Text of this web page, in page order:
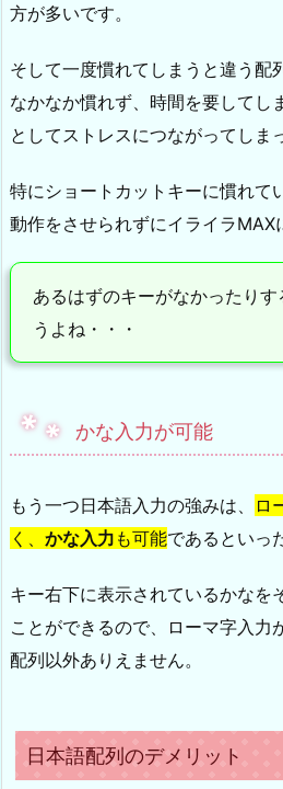
方が多いです。
そして一度慣れてしまうと違う配
なかなか慣れず、時間を要してし
としてストレスにつながってしま
特にショートカットキーに慣れて
動作をさせられずにイライラMAX
あるはずのキーがなかったりす
うよね・・・
かな入力が可能
もう一つ日本語入力の強みは、
ロ
く、 かな入力 も可能であるといっ
キー右下に表示されているかなを
ことができるので、ローマ字入力
配列以外ありえません。
日本語配列のデメリット